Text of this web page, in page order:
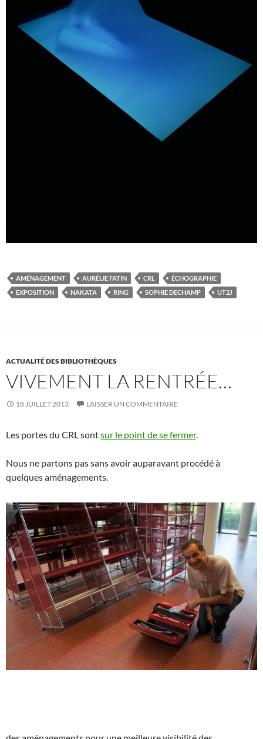
AMÉNAGEMENT AURÉLIE FATIN CRL
ÉCHOGRAPHIE
EXPOSITION
NAKATA RING SOPHIE DECHAMP UT2J
ACTUALITÉ DES BIBLIOTHÈQUES
VIVEMENT LA RENTRÉE…
18 JUILLET 2013 LAISSER UN COMMENTAIRE
Les portes du CRL sontsur le point de se fermer.
Nous ne partons pas sans avoir auparavant procédé à
quelques aménagements.